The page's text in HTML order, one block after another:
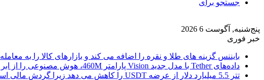
جستجو برای
پنج‌شنبه, آگوست 6 2026
خبر فوری
بایننس گزینه های طلا و نقره را اضافه می کند و بازارهای کالا را به
داده‌های Tether با مدل جدید Vision پارامتر 460M، هوش مصنوعی را از ابر خارج می‌کند
تتر 5.5 میلیارد دلار از عرضه USDT را کاهش می دهد زیرا گردش مالی استیبل کوین به سرعتی بی سابقه رسید.